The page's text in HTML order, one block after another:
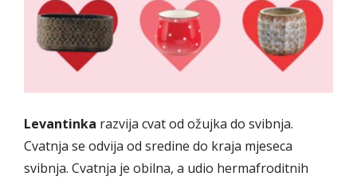
Levantinka razvija cvat od ožujka do svibnja.
Cvatnja se odvija od sredine do kraja mjeseca
svibnja. Cvatnja je obilna, a udio hermafroditnih